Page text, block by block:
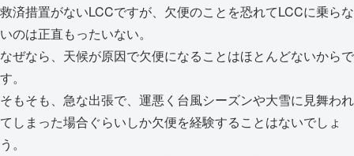
救済措置がないLCCですが、欠便のことを恐れてLCCに乗らな
いのは正直もったいない。
なぜなら、天候が原因で欠便になることはほとんどないからで
す。
そもそも、急な出張で、運悪く台風シーズンや大雪に見舞われ
てしまった場合ぐらいしか欠便を経験することはないでしょ
う。